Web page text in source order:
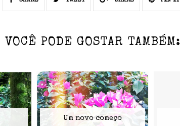
VOCÊ PODE GOSTAR TAMBÉM:
Um novo começo